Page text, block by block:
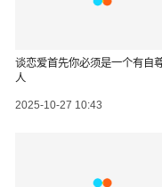
谈恋爱首先你必须是一个有自
人
2025-10-27 10:43